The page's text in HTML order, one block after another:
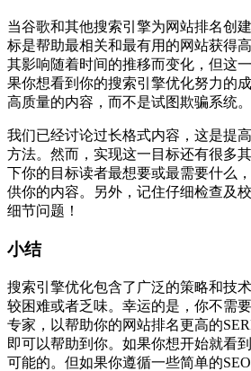
当谷歌和其他搜索引擎为网站排名创
标是帮助最相关和最有用的网站获得
其影响随着时间的推移而变化，但这
果你想看到你的搜索引擎优化努力的
高质量的内容，而不是试图欺骗系统。
我们已经讨论过长格式内容，这是提
方法。然而，实现这一目标还有很多
下你的目标读者最想要或最需要什么
供你的内容。另外，记住仔细检查及
细节问题！
小结
搜索引擎优化包含了广泛的策略和技
较困难或者乏味。幸运的是，你不需
专家，以帮助你的网站排名更高的
即可以帮助到你。如果你想开始就看
可能的。但如果你遵循一些简单的